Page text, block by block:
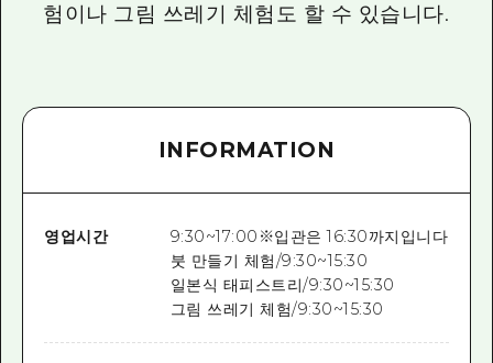
험이나 그림 쓰레기 체험도 할 수 있습니다.
INFORMATION
영업시간
9:30~17:00※입관은 16:30까지입니다
붓 만들기 체험/9:30~15:30
일본식 태피스트리/9:30~15:30
그림 쓰레기 체험/9:30~15:30